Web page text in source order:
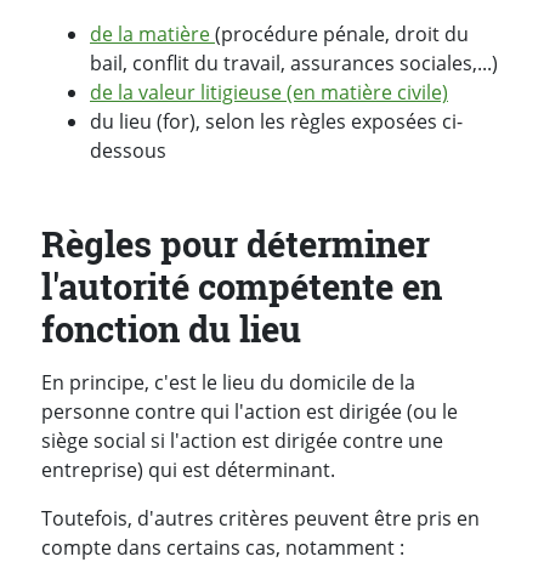
de la matière(procédure pénale, droit du
bail, conflit du travail, assurances sociales,...)
de la valeur litigieuse (en matière civile)
du lieu (for), selon les règles exposées ci-
dessous
Règles pour déterminer
l'autorité compétente en
fonction du lieu
En principe, c'est le lieu du domicile de la
personne contre qui l'action est dirigée (ou le
siège social si l'action est dirigée contre une
entreprise) qui est déterminant.
Toutefois, d'autres critères peuvent être pris en
compte dans certains cas, notamment :